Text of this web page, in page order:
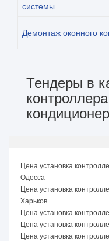
системы
Демонтаж оконного
Тендеры в
Цена установка
Одесса
Цена установка
Харьков
Цена установка
Цена установка
Цена установка